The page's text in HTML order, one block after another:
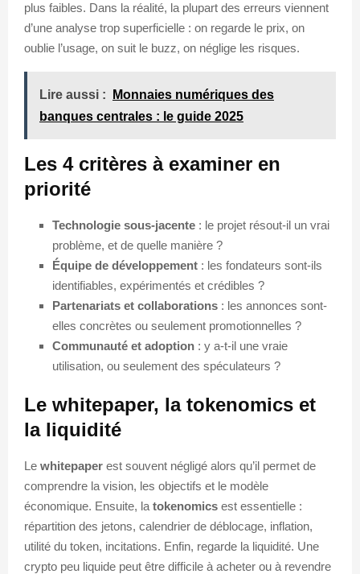
plus faibles. Dans la réalité, la plupart des erreurs viennent
d’une analyse trop superficielle : on regarde le prix, on
oublie l’usage, on suit le buzz, on néglige les risques.
Lire aussi :
Monnaies numériques des
banques centrales : le guide 2025
Les 4 critères à examiner en
priorité
Technologie sous-jacente : le projet résout-il un vrai
problème, et de quelle manière ?
Équipe de développement : les fondateurs sont-ils
identifiables, expérimentés et crédibles ?
Partenariats et collaborations : les annonces sont-
elles concrètes ou seulement promotionnelles ?
Communauté et adoption : y a-t-il une vraie
utilisation, ou seulement des spéculateurs ?
Le whitepaper, la tokenomics et
la liquidité
Le whitepaper est souvent négligé alors qu’il permet de
comprendre la vision, les objectifs et le modèle
économique. Ensuite, la tokenomics est essentielle :
répartition des jetons, calendrier de déblocage, inflation,
utilité du token, incitations. Enfin, regarde la liquidité. Une
crypto peu liquide peut être difficile à acheter ou à revendre